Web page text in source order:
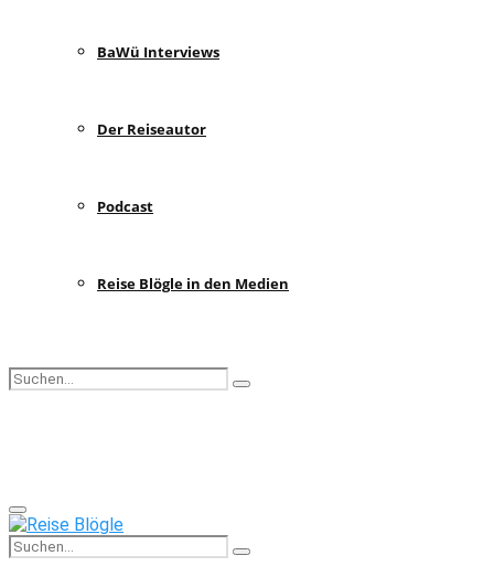
BaWü Interviews
Der Reiseautor
Podcast
Reise Blögle in den Medien
Search
Search
Primary
Menu
Search
for:
Search